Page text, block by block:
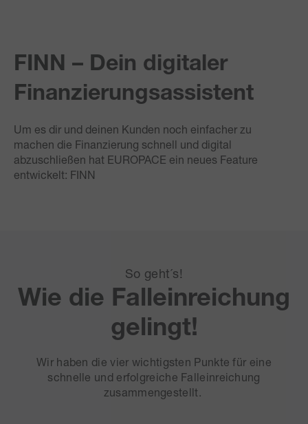
FINN – Dein digitaler
Finanzierungsassistent
Um es dir und deinen Kunden noch einfacher zu
machen die Finanzierung schnell und digital
abzuschließen hat EUROPACE ein neues Feature
entwickelt: FINN
So geht´s!
Wie die Falleinreichung
gelingt!
Wir haben die vier wichtigsten Punkte für eine
schnelle und erfolgreiche Falleinreichung
zusammengestellt.